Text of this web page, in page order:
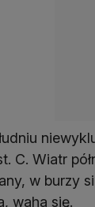
C. Wiatr
w burzy
waha się.